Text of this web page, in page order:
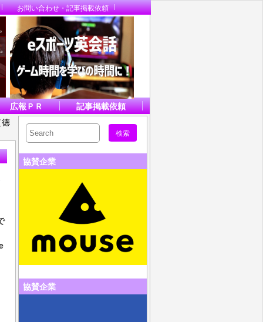
お問い合わせ・記事掲載依頼
広報ＰＲ
記事掲載依頼
協賛企業
協賛企業